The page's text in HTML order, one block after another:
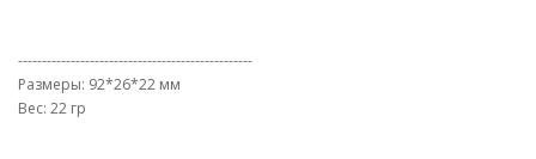
-------------------------------------------------
Размеры: 92*26*22 мм
Вес: 22 гр